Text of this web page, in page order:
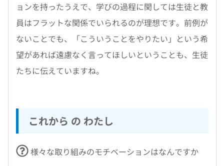
ョンを持ったうえで、学びの過程に関しては生徒と教
員はフラットな関係でいられるのが理想です。前例が
ないことでも、「こういうことをやりたい」という希
望があれば遠慮なく言ってほしいということも、生徒
たちに伝えていますね。
これから の わたし
様々な取り組みのモチベーションはなんですか